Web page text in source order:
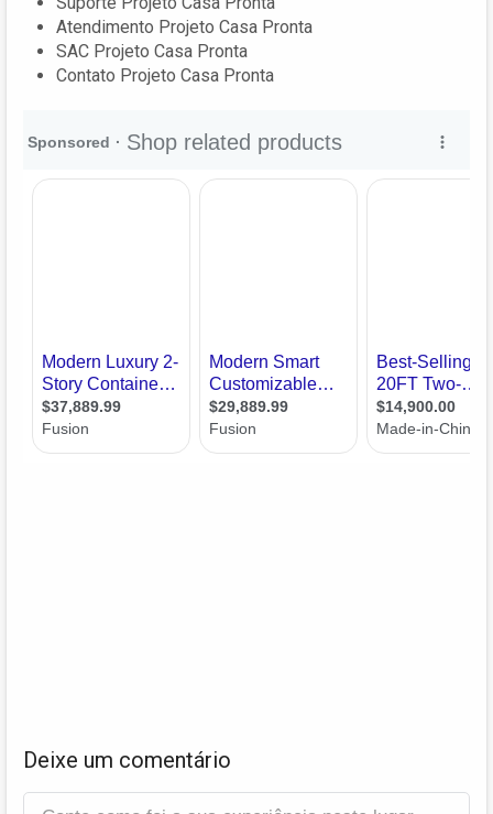
Atendimento Projeto Casa Pronta
SAC Projeto Casa Pronta
Contato Projeto Casa Pronta
Deixe um comentário